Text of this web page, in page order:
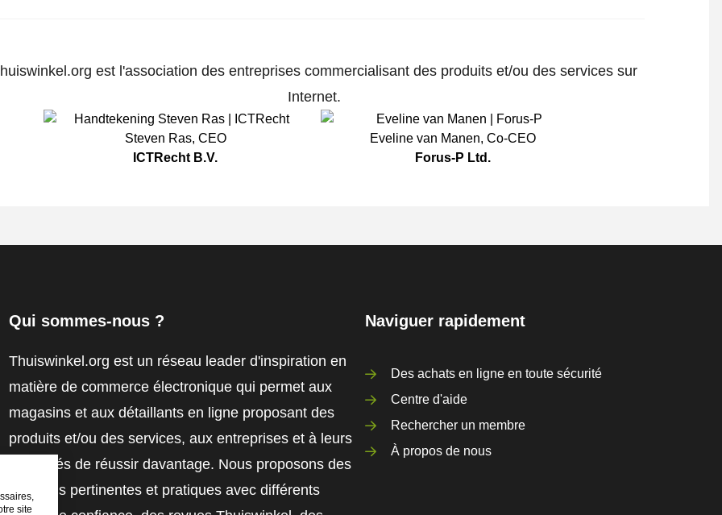
est l'association des entreprises commercialisant des produits et/ou des services sur
Internet.
Steven Ras, CEO
ICTRecht B.V.
Eveline van Manen, Co-CEO
Forus-P Ltd.
Qui sommes-nous ?
Thuiswinkel.org est un réseau leader d'inspiration en
matière de commerce électronique qui permet aux
magasins et aux détaillants en ligne proposant des
produits et/ou des services, aux entreprises et à leurs
employés de réussir davantage. Nous proposons des
solutions pertinentes et pratiques avec différents
Naviguer rapidement
Des achats en ligne en toute sécurité
Centre d'aide
Rechercher un membre
À propos de nous
site